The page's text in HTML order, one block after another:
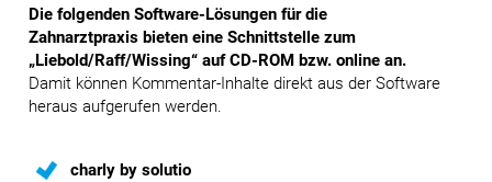
Die folgenden Software-Lösungen für die
Zahnarztpraxis bieten eine Schnittstelle zum
„Liebold/Raff/Wissing“ auf CD-ROM bzw. online an.
Damit können Kommentar-Inhalte direkt aus der Software
heraus aufgerufen werden.
charly by solutio